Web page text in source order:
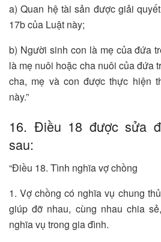
a) Quan hệ tài sản được giải
17b của Luật này;
b) Người sinh con là mẹ của đứa
là mẹ nuôi hoặc cha nuôi của đứa
cha, mẹ và con được thực hiện
này.”
16. Điều 18 được sửa
sau:
“Điều 18. Tình nghĩa vợ chồng
1. Vợ chồng có nghĩa vụ chung
giúp đỡ nhau, cùng nhau chia
nghĩa vụ trong gia đình.